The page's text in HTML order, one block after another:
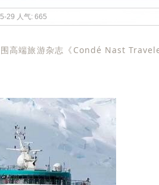
29 人气: 665
高端旅游杂志《Condé Nast